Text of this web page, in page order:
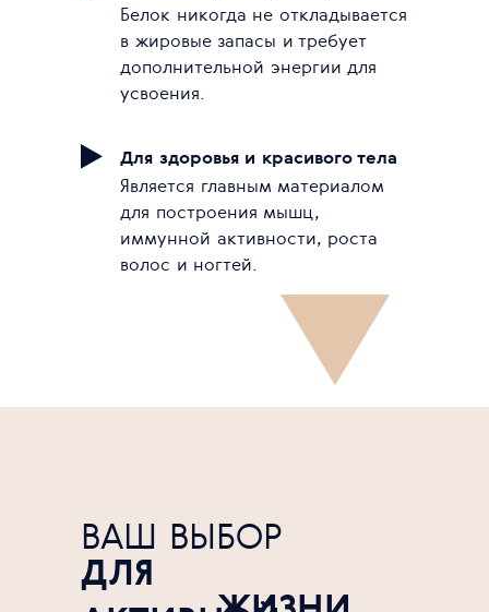
Белок никогда не откладывается
в жировые запасы и требует
дополнительной энергии для
усвоения.
Для здоровья и красивого тела
Является главным материалом
для построения мышц,
иммунной активности, роста
волос и ногтей.
ВАШ ВЫБОР
ДЛЯ